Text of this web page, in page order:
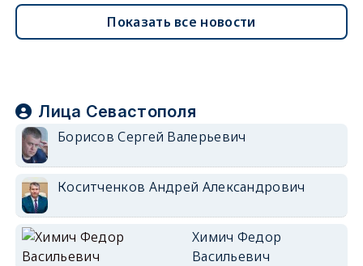
Показать все новости
Лица Севастополя
Борисов Сергей Валерьевич
Коситченков Андрей Александрович
Химич Федор
Васильевич